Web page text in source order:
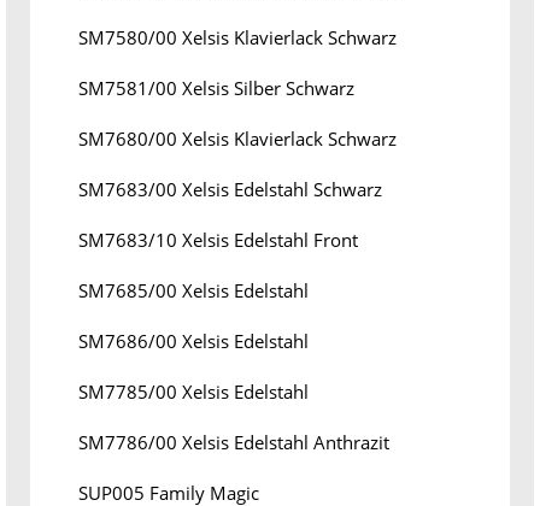
SM7580/00 Xelsis Klavierlack Schwarz
SM7581/00 Xelsis Silber Schwarz
SM7680/00 Xelsis Klavierlack Schwarz
SM7683/00 Xelsis Edelstahl Schwarz
SM7683/10 Xelsis Edelstahl Front
SM7685/00 Xelsis Edelstahl
SM7686/00 Xelsis Edelstahl
SM7785/00 Xelsis Edelstahl
SM7786/00 Xelsis Edelstahl Anthrazit
SUP005 Family Magic